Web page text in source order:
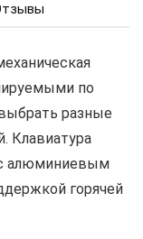
по
разные
Клавиатура
алюминиевым
горячей